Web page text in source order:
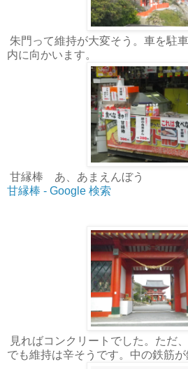
朱門って維持が大変そう。車を駐
内に向かいます。
甘縁棒 あ、あまえんぼう
甘縁棒 - Google 検索
見ればコンクリートでした。ただ
でも維持は辛そうです。中の鉄筋が